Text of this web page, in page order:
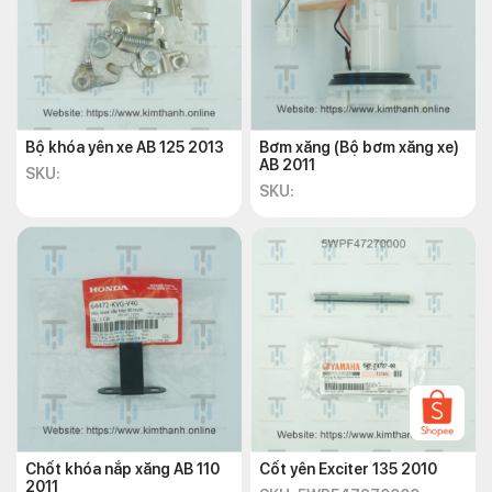
và chịu được áp suất cao của nhiên liệu. Điều này giúp xe vận
hành ổn định và an toàn.
Cách bảo dưỡng bình xăng AB
2011
Để bảo dưỡng bình xăng AB 2011 một cách hiệu quả, có một
số cách bạn có thể thực hiện:
Sử dụng dung dịch phụ gia:
Một cách đơn giản là sử
dụng dung dịch phụ gia tẩy rửa pha vào xăng với tỷ lệ cụ
thể. Tuy nhiên, phương pháp này chỉ loại bỏ bụi bẩn và
cặn bã ở kim phun, không xử lý rỉ sét và cặn đáy bình
Lắp đặt lõi lọc xăng:
Một cách hiệu quả hơn là sử dụng
lõi lọc xăng được đặt giữa ống dẫn xăng từ bình xăng đến
buồng đốt. Lõi lọc này là một giải pháp trung gian có khả
năng loại bỏ hầu hết các cặn bẩn và rỉ sét.
Bộ khóa yên xe AB 125 2013
SKU:
Bơm xăng (Bộ bơm xăng xe)
AB 2011
SKU:
Chốt khóa nắp xăng AB 110
2011
Cốt yên Exciter 135 2010